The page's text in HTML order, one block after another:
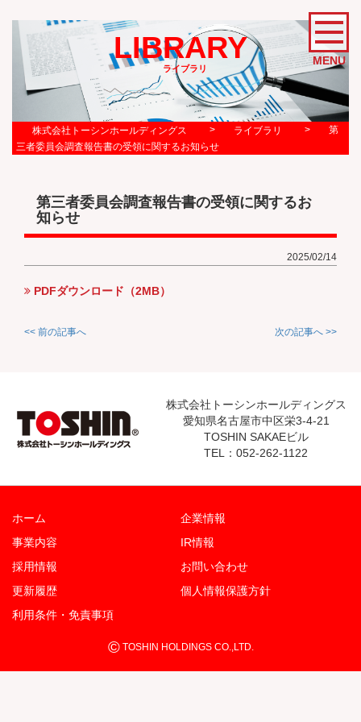
MENU
LIBRARY
ライブラリ
株式会社トーシンホールディングス > ライブラリ >
第
三者委員会調査報告書の受領に関するお知らせ
第三者委員会調査報告書の受領に関するお
知らせ
2025/02/14
PDFダウンロード（2MB）
<< 前の記事へ 次の記事へ >>
株式会社トーシンホールディングス
愛知県名古屋市中区栄3-4-21
TOSHIN SAKAEビル
TEL：052-262-1122
ホーム
企業情報
事業内容
IR情報
採用情報
お問い合わせ
更新履歴
個人情報保護方針
利用条件・免責事項
©TOSHIN HOLDINGS CO.,LTD.